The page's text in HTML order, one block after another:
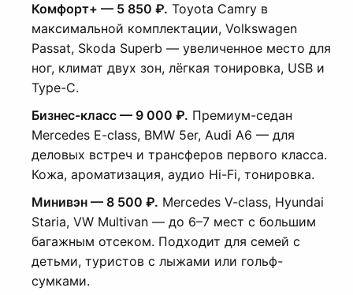
Комфорт+ — 5 850 ₽. Toyota Camry в
максимальной комплектации, Volkswagen
Passat, Skoda Superb — увеличенное место для
ног, климат двух зон, лёгкая тонировка, USB и
Type-C.
Бизнес-класс — 9 000 ₽. Премиум-седан
Mercedes E-class, BMW 5er, Audi A6 — для
деловых встреч и трансферов первого класса.
Кожа, ароматизация, аудио Hi-Fi, тонировка.
Минивэн — 8 500 ₽. Mercedes V-class, Hyundai
Staria, VW Multivan — до 6–7 мест с большим
багажным отсеком. Подходит для семей с
детьми, туристов с лыжами или гольф-
сумками.